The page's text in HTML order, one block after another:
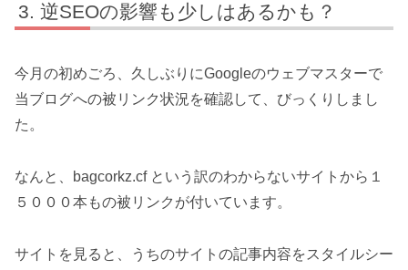
逆SEOの影響も少しはあるかも？
今月の初めごろ、久しぶりにGoogleのウェブマスターで
当ブログへの被リンク状況を確認して、びっくりしまし
た。
なんと、bagcorkz.cf という訳のわからないサイトから１
５０００本もの被リンクが付いています。
サイトを見ると、うちのサイトの記事内容をスタイルシー